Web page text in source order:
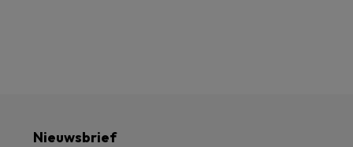
Nieuwsbrief